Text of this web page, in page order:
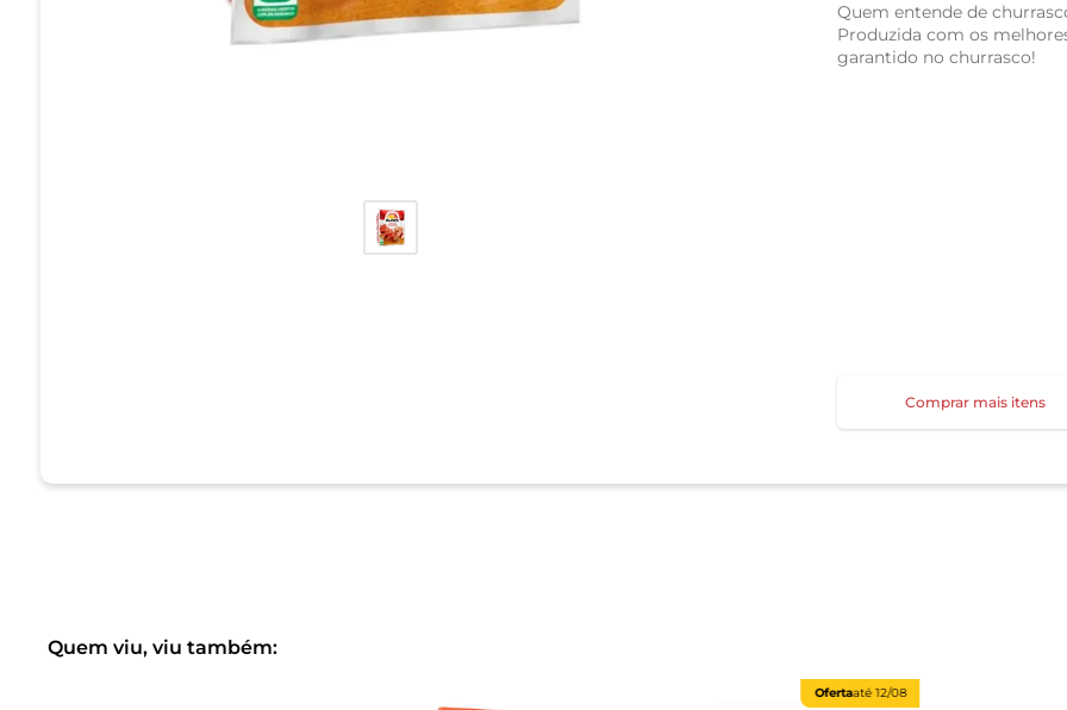
Quem entende de
Produzida com os
garantido no churrasco!
Comprar mais itens
Quem viu, viu também:
Ofertaaté12/08